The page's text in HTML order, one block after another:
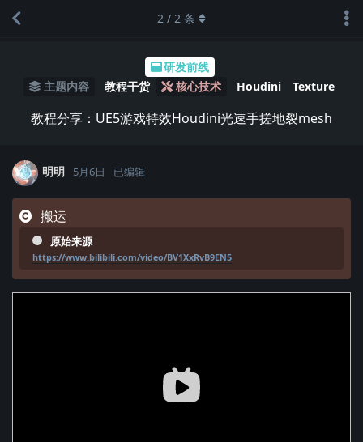
研发前线
主题内容
教程干货 核心技术 Houdini Texture
教程分享：UE5游戏特效Houdini光速手搓地裂mesh
2 / 2 条
明明 5月6日 已编辑
搬运
原始来源
https://www.bilibili.com/video/BV1XxRvB9EN5